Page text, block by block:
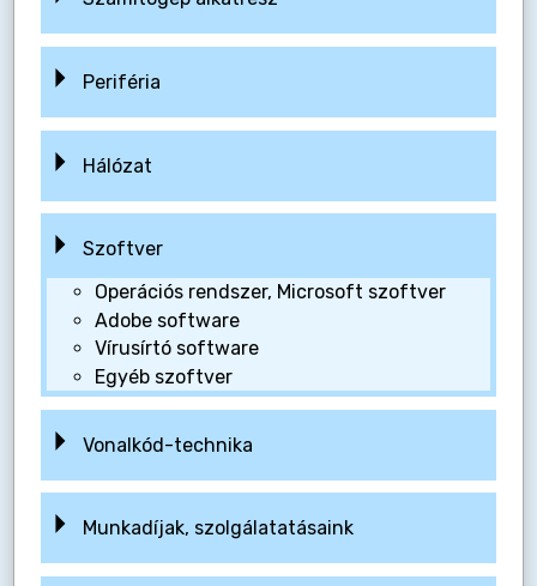
Periféria
Hálózat
Szoftver
Operációs rendszer, Microsoft szoftver
Adobe software
Vírusírtó software
Egyéb szoftver
Vonalkód-technika
Munkadíjak, szolgálatatásaink